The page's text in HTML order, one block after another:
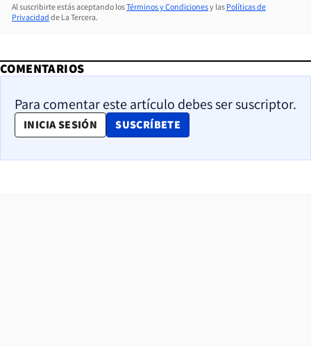
Al suscribirte estás aceptando losTérminos y Condicionesy las Políticas de
Privacidad de La Tercera.
COMENTARIOS
Para comentar este artículo debes ser suscriptor.
INICIA SESIÓN SUSCRÍBETE
OPENS IN NEW WINDOW